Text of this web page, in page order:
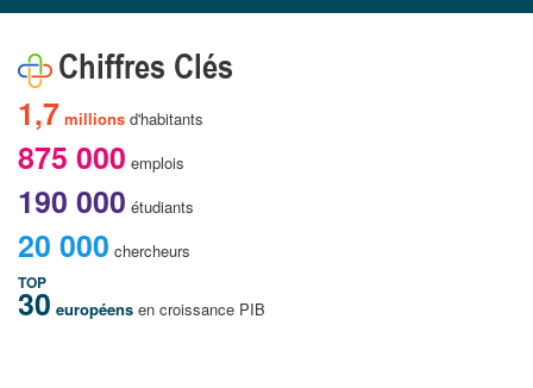
Chiffres Clés
1,7 millions d'habitants
875 000 emplois
190 000 étudiants
20 000 chercheurs
TOP
30 européens en croissance PIB